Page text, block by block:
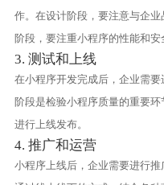
作。在设计阶段，要注意与企
阶段，要注重小程序的性能和安
3. 测试和上线
在小程序开发完成后，企业需
阶段是检验小程序质量的重要
进行上线发布。
4. 推广和运营
小程序上线后，企业需要进行